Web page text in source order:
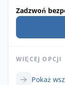
Zadzwoń
WIĘCEJ OPCJI
Pokaż